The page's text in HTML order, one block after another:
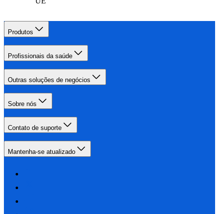
Produtos
Profissionais da saúde
Outras soluções de negócios
Sobre nós
Contato de suporte
Mantenha-se atualizado